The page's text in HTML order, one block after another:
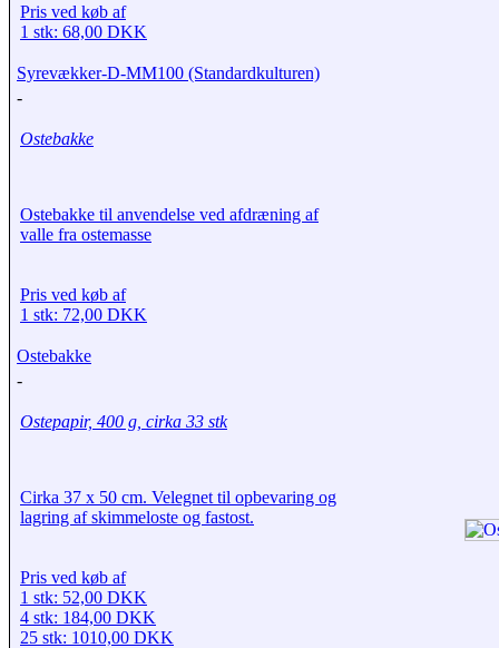
Pris ved køb af
1 stk: 68,00 DKK
Syrevækker-D-MM100 (Standardkulturen)
-
Ostebakke
Ostebakke til anvendelse ved afdræning af
valle fra ostemasse
Pris ved køb af
1 stk: 72,00 DKK
Ostebakke
-
Ostepapir, 400 g, cirka 33 stk
Cirka 37 x 50 cm. Velegnet til opbevaring og
lagring af skimmeloste og fastost.
Pris ved køb af
1 stk: 52,00 DKK
4 stk: 184,00 DKK
25 stk: 1010,00 DKK